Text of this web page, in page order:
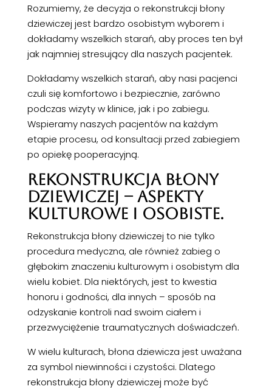
Rozumiemy, że decyzja o rekonstrukcji błony
dziewiczej jest bardzo osobistym wyborem i
dokładamy wszelkich starań, aby proces ten był
jak najmniej stresujący dla naszych pacjentek.
Dokładamy wszelkich starań, aby nasi pacjenci
czuli się komfortowo i bezpiecznie, zarówno
podczas wizyty w klinice, jak i po zabiegu.
Wspieramy naszych pacjentów na każdym
etapie procesu, od konsultacji przed zabiegiem
po opiekę pooperacyjną.
REKONSTRUKCJA BŁONY
DZIEWICZEJ – ASPEKTY
KULTUROWE I OSOBISTE.
Rekonstrukcja błony dziewiczej to nie tylko
procedura medyczna, ale również zabieg o
głębokim znaczeniu kulturowym i osobistym dla
wielu kobiet. Dla niektórych, jest to kwestia
honoru i godności, dla innych – sposób na
odzyskanie kontroli nad swoim ciałem i
przezwyciężenie traumatycznych doświadczeń.
W wielu kulturach, błona dziewicza jest uważana
za symbol niewinności i czystości. Dlatego
rekonstrukcja błony dziewiczej może być